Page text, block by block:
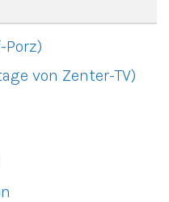
Porz)
von Zenter-TV)